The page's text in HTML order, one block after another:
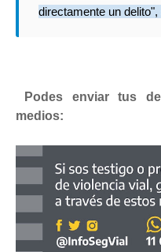
directamente un
Podes enviar tus
medios: